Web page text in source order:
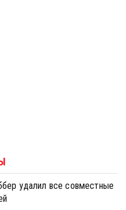
удалил все совместные